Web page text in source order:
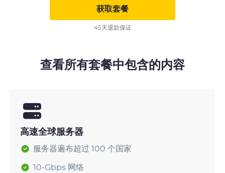
获取套餐
45天退款保证
查看所有套餐中包含的内容
高速全球服务器
服务器遍布超过 100 个国家
10-Gbps 网络